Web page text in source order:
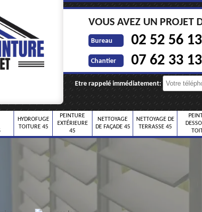
VOUS AVEZ UN PROJET
Bureau 02 52 56
Chantier 07 62 33
Etre rappelé immédiatement:
HYDROFUGE
TOITURE 45
PEINTURE
EXTÉRIEURE
45
NETTOYAGE
DE FAÇADE 45
NETTOYAGE DE
TERRASSE 45